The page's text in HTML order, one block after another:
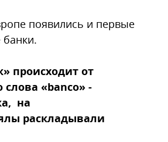
появились и первые
происходит от
слова «banco» -
на
раскладывали